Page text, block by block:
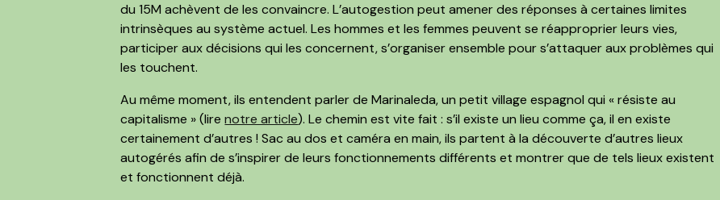
du 15M achèvent de les convaincre. L’autogestion peut amener des réponses à certaines limites
intrinsèques au système actuel. Les hommes et les femmes peuvent se réapproprier leurs vies,
participer aux décisions qui les concernent, s’organiser ensemble pour s’attaquer aux problèmes qui
les touchent.
Au même moment, ils entendent parler de Marinaleda, un petit village espagnol qui « résiste au
capitalisme » (lirenotre article). Le chemin est vite fait : s’il existe un lieu comme ça, il en existe
certainement d’autres ! Sac au dos et caméra en main, ils partent à la découverte d’autres lieux
autogérés afin de s’inspirer de leurs fonctionnements différents et montrer que de tels lieux existent
et fonctionnent déjà.